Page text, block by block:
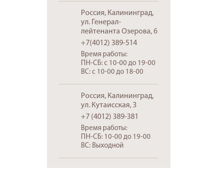
Россия, Калининград,
ул. Генерал-
лейтенанта Озерова, 6
+7(4012) 389-514
Время работы:
ПН-СБ: c 10-00 до 19-00
ВС: c 10-00 до 18-00
Россия, Калининград,
ул. Кутаисская, 3
+7 (4012) 389-381
Время работы:
ПН-СБ: 10-00 до 19-00
ВС: Выходной